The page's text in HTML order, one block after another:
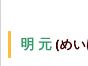
明 元(めい